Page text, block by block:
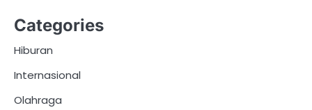
Categories
Hiburan
Internasional
Olahraga